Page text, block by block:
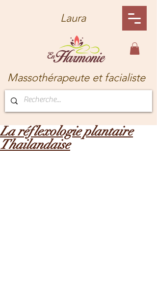
Laura
Massothérapeute et facialiste
La réflexologie plantaire
Thailandaise